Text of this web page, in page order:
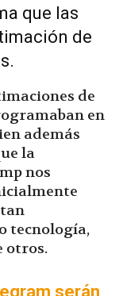
que las
de
de
en
además
la
nos
tecnología,
otros.
serán